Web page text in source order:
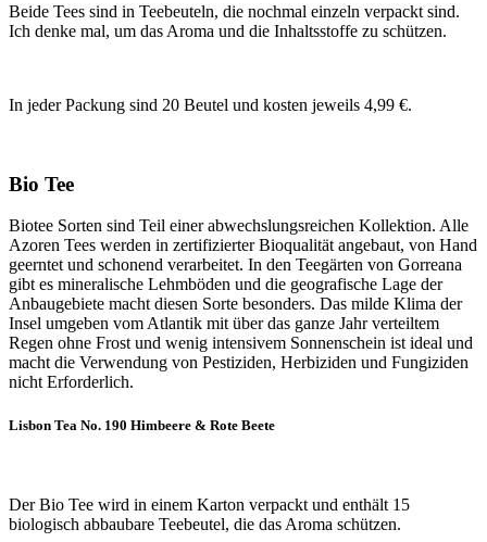
Beide Tees sind in Teebeuteln, die nochmal einzeln verpackt sind.
Ich denke mal, um das Aroma und die Inhaltsstoffe zu schützen.
In jeder Packung sind 20 Beutel und kosten jeweils 4,99 €.
Bio Tee
Biotee Sorten sind Teil einer abwechslungsreichen Kollektion. Alle
Azoren Tees werden in zertifizierter Bioqualität angebaut, von Hand
geerntet und schonend verarbeitet. In den Teegärten von Gorreana
gibt es mineralische Lehmböden und die geografische Lage der
Anbaugebiete macht diesen Sorte besonders. Das milde Klima der
Insel umgeben vom Atlantik mit über das ganze Jahr verteiltem
Regen ohne Frost und wenig intensivem Sonnenschein ist ideal und
macht die Verwendung von Pestiziden, Herbiziden und Fungiziden
nicht Erforderlich.
Lisbon Tea No. 190 Himbeere & Rote Beete
Der Bio Tee wird in einem Karton verpackt und enthält 15
biologisch abbaubare Teebeutel, die das Aroma schützen.